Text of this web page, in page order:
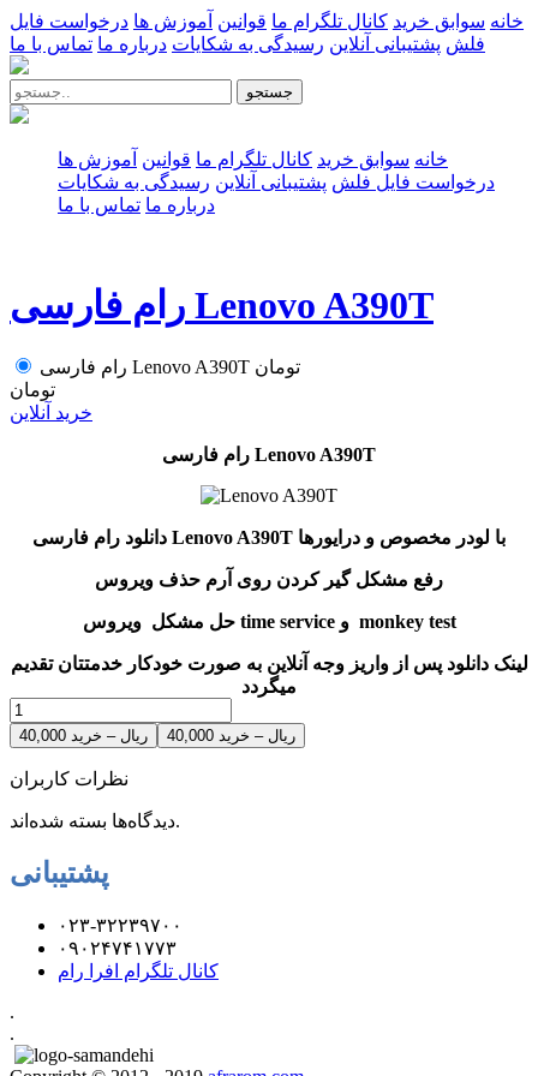
خانه سوابق خرید کانال تلگرام ما قوانین آموزش ها درخواست فایل
فلش پشتیبانی آنلاین رسیدگی به شکایات درباره ما تماس با ما
جستجو
خانه سوابق خرید کانال تلگرام ما قوانین آموزش ها
درخواست فایل فلش پشتیبانی آنلاین رسیدگی به شکایات
درباره ما تماس با ما
رام فارسی Lenovo A390T
رام فارسی Lenovo A390T تومان
تومان
خرید آنلاین
رام فارسی Lenovo A390T
دانلود رام فارسی Lenovo A390T با لودر مخصوص و درایورها
رفع مشکل گیر کردن روی آرم حذف ویروس
حل مشکل ویروس time service و monkey test
لینک دانلود پس از واریز وجه آنلاین به صورت خودکار خدمتتان تقدیم
میگردد
40,000 ریال – خرید
نظرات کاربران
دیدگاه‌ها بسته شده‌اند.
پشتیبانی
۰۲۳-۳۲۲۳۹۷۰۰
۰۹۰۲۴۷۴۱۷۷۳
کانال تلگرام افرا رام
.
.